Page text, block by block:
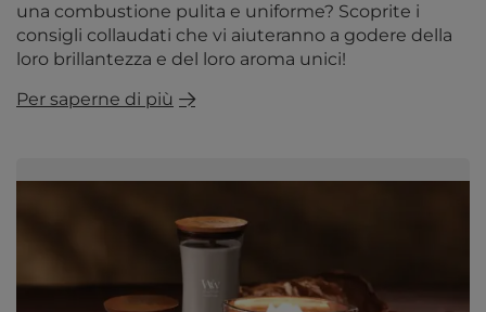
una combustione pulita e uniforme? Scoprite i
consigli collaudati che vi aiuteranno a godere della
loro brillantezza e del loro aroma unici!
Per saperne di più